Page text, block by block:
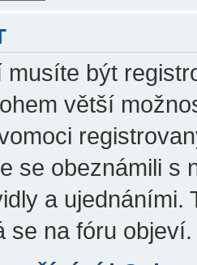
musíte být
větší
se obeznámili s
a ujednáními.
se na fóru objeví.